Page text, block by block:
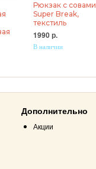
Рюкзак с совами
Super Break,
текстиль
1990 р.
В наличии
Дополнительно
Акции